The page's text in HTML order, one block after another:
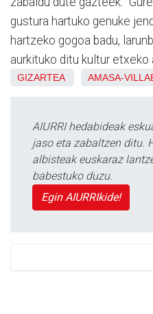
gustura hartuko genuke
hartzeko gogoa badu,
aurkituko ditu kultur etxeko
GIZARTEA AMASA-
AIURRI hedabideak
jaso eta zabaltzen ditu.
albisteak euskaraz
babestuko duzu.
Egin AIURRIkide!